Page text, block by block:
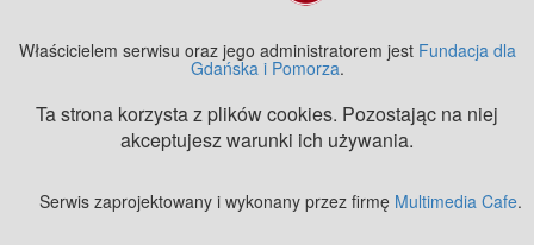
Właścicielem serwisu oraz jego administratorem jest Fundacja dla
Gdańska i Pomorza.
Ta strona korzysta z plików cookies. Pozostając na niej
akceptujesz warunki ich używania.
Serwis zaprojektowany i wykonany przez firmę Multimedia Cafe.